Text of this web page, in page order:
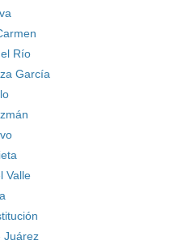
Río
García
Valle
Juárez